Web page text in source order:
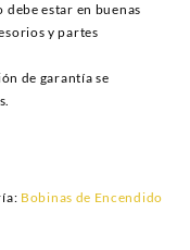
estar en buenas
y partes
de garantía se
Bobinas de Encendido